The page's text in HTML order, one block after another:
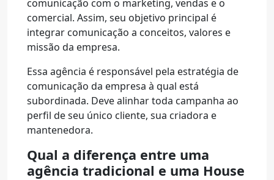
comunicação com o marketing, vendas e o
comercial. Assim, seu objetivo principal é
integrar comunicação a conceitos, valores e
missão da empresa.
Essa agência é responsável pela estratégia de
comunicação da empresa à qual está
subordinada. Deve alinhar toda campanha ao
perfil de seu único cliente, sua criadora e
mantenedora.
Qual a diferença entre uma
agência tradicional e uma House